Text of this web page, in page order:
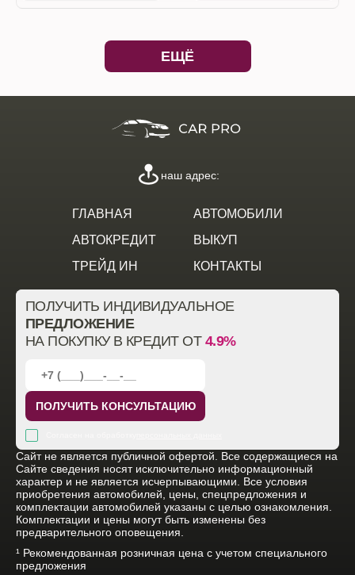
ЕЩЁ
ГЛАВНАЯ
АВТОМОБИЛИ
АВТОКРЕДИТ
ВЫКУП
ТРЕЙД ИН
КОНТАКТЫ
наш адрес:
ПОЛУЧИТЬ ИНДИВИДУАЛЬНОЕ
ПРЕДЛОЖЕНИЕ
НА ПОКУПКУ В КРЕДИТ ОТ 4.9%
ПОЛУЧИТЬ КОНСУЛЬТАЦИЮ
Cайт не является публичной офертой. Все содержащиеся на
Сайте сведения носят исключительно информационный
характер и не является исчерпывающими. Все условия
приобретения автомобилей, цены, спецпредложения и
комплектации автомобилей указаны с целью ознакомления.
Комплектации и цены могут быть изменены без
предварительного оповещения.
¹ Рекомендованная розничная цена с учетом специального
предложения